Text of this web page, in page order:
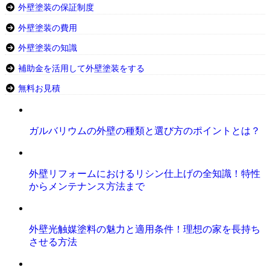
外壁塗装の保証制度
外壁塗装の費用
外壁塗装の知識
補助金を活用して外壁塗装をする
無料お見積
ガルバリウムの外壁の種類と選び方のポイントとは？
外壁リフォームにおけるリシン仕上げの全知識！特性
からメンテナンス方法まで
外壁光触媒塗料の魅力と適用条件！理想の家を長持ち
させる方法